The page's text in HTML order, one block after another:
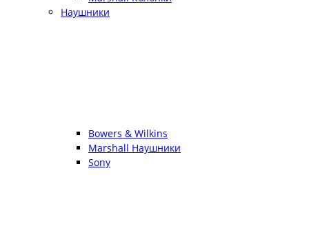
Наушники
Bowers & Wilkins
Marshall Наушники
Sony